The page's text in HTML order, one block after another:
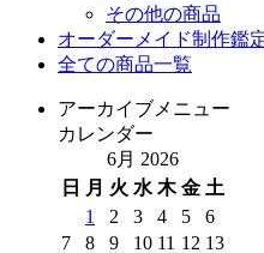
その他の商品
オーダーメイド制作鑑
全ての商品一覧
アーカイブメニュー
カレンダー
6月 2026
日
月 火 水 木 金 土
1 2 3 4 5
6
7
8 9 10 11 12 13